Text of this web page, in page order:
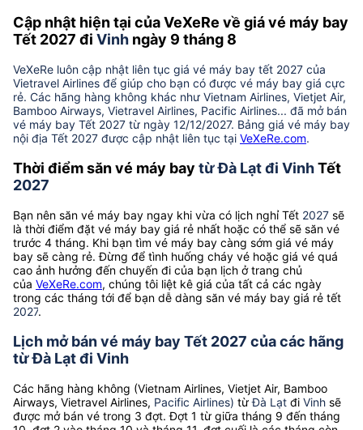
Cập nhật hiện tại của VeXeRe về giá vé máy bay
Tết 2027 đi Vinh ngày 9 tháng 8
VeXeRe luôn cập nhật liên tục giá vé máy bay tết 2027 của
Vietravel Airlines để giúp cho bạn có được vé máy bay giá cực
rẻ. Các hãng hàng không khác như Vietnam Airlines, Vietjet Air,
Bamboo Airways, Vietravel Airlines, Pacific Airlines... đã mở bán
vé máy bay Tết 2027 từ ngày 12/12/2027. Bảng giá vé máy bay
nội địa Tết 2027 được cập nhật liên tục tại VeXeRe.com.
Thời điểm săn vé máy bay từ Đà Lạt đi VinhTết
2027
Bạn nên săn vé máy bay ngay khi vừa có lịch nghỉ Tết 2027 sẽ
là thời điểm đặt vé máy bay giá rẻ nhất hoặc có thể sẽ săn vé
trước 4 tháng. Khi bạn tìm vé máy bay càng sớm giá vé máy
bay sẽ càng rẻ. Đừng để tình huống cháy vé hoặc giá vé quá
cao ảnh hưởng đến chuyến đi của bạn lịch ở trang chủ
của VeXeRe.com, chúng tôi liệt kê giá của tất cả các ngày
trong các tháng tới để bạn dễ dàng săn vé máy bay giá rẻ tết
2027.
Lịch mở bán vé máy bay Tết 2027 của các hãng
từ Đà Lạt đi Vinh
Các hãng hàng không (Vietnam Airlines, Vietjet Air, Bamboo
Airways, Vietravel Airlines, Pacific Airlines) từĐà Lạt đi Vinh sẽ
được mở bán vé trong 3 đợt. Đợt 1 từ giữa tháng 9 đến tháng